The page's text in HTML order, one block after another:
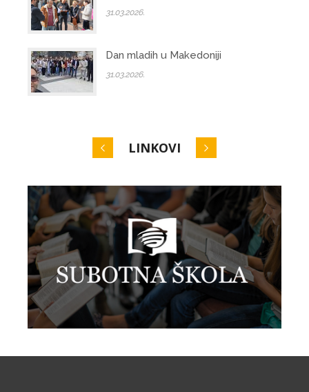
31.03.2026.
Dan mladih u Makedoniji
31.03.2026.
LINKOVI